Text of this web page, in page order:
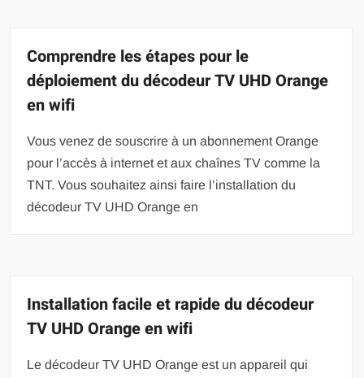
Comprendre les étapes pour le
déploiement du décodeur TV UHD Orange
en wifi
Vous venez de souscrire à un abonnement Orange
pour l’accès à internet et aux chaînes TV comme la
TNT. Vous souhaitez ainsi faire l’installation du
décodeur TV UHD Orange en
Installation facile et rapide du décodeur
TV UHD Orange en wifi
Le décodeur TV UHD Orange est un appareil qui